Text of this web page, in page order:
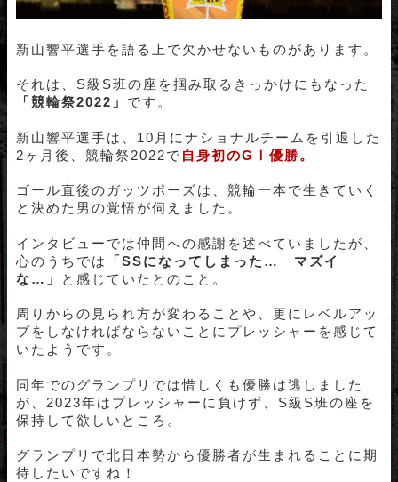
新山響平選手を語る上で欠かせないものがあります。
それは、S級S班の座を掴み取るきっかけにもなった
「競輪祭2022」 です。
新山響平選手は、10月にナショナルチームを引退した
2ヶ月後、競輪祭2022で 自身初のGⅠ優勝。
ゴール直後のガッツポーズは、競輪一本で生きていく
と決めた男の覚悟が伺えました。
インタビューでは仲間への感謝を述べていましたが、
心のうちでは
「SSになってしまった… マズイ
な…」
と感じていたとのこと。
周りからの見られ方が変わることや、更にレベルアッ
プをしなければならないことにプレッシャーを感じて
いたようです。
同年でのグランプリでは惜しくも優勝は逃しました
が、2023年はプレッシャーに負けず、S級S班の座を
保持して欲しいところ。
グランプリで北日本勢から優勝者が生まれることに期
待したいですね！